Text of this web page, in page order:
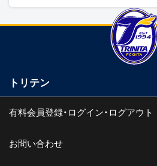
トリテン
有料会員登録・ログイン・ログアウト
お問い合わせ